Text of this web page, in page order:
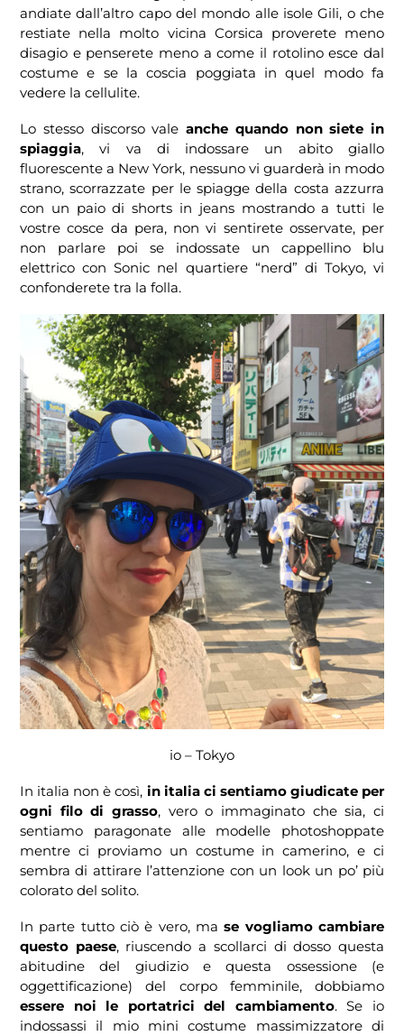
andiate dall’altro capo del mondo alle isole Gili, o che
restiate nella molto vicina Corsica proverete meno
disagio e penserete meno a come il rotolino esce dal
costume e se la coscia poggiata in quel modo fa
vedere la cellulite.
Lo stesso discorso vale anche quando non siete in
spiaggia, vi va di indossare un abito giallo
fluorescente a New York, nessuno vi guarderà in modo
strano, scorrazzate per le spiagge della costa azzurra
con un paio di shorts in jeans mostrando a tutti le
vostre cosce da pera, non vi sentirete osservate, per
non parlare poi se indossate un cappellino blu
elettrico con Sonic nel quartiere “nerd” di Tokyo, vi
confonderete tra la folla.
io – Tokyo
In italia non è così, in italia ci sentiamo giudicate per
ogni filo di grasso, vero o immaginato che sia, ci
sentiamo paragonate alle modelle photoshoppate
mentre ci proviamo un costume in camerino, e ci
sembra di attirare l’attenzione con un look un po’ più
colorato del solito.
In parte tutto ciò è vero, mase vogliamo cambiare
questo paese, riuscendo a scollarci di dosso questa
abitudine del giudizio e questa ossessione (e
oggettificazione) del corpo femminile, dobbiamo
essere noi le portatrici del cambiamento. Se io
indossassi il mio mini costume massimizzatore di